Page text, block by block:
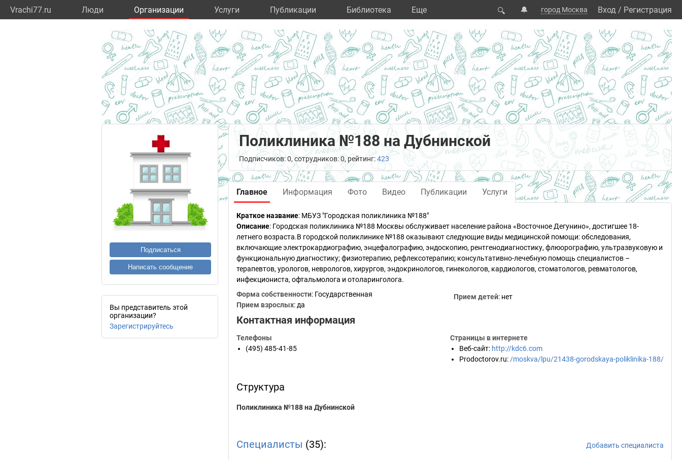
Vrachi77.ru Люди Организации Услуги Публикации Библиотека Eще 🔍 🔔 город Москва Вход / Регистрация
Подписаться
Написать сообщение
Вы представитель этой
организации?
Зарегистрируйтесь
Поликлиника №188 на Дубнинской
Подписчиков: 0, сотрудников: 0, рейтинг:423
Главное Информация Фото Видео Публикации Услуги
Краткое название: МБУЗ "Городская поликлиника №188"
Описание: Городская поликлиника №188 Москвы обслуживает население района «Восточное Дегунино», достигшее 18-
летнего возраста.В городской поликлинике №188 оказывают следующие виды медицинской помощи: обследования,
включающие электрокардиографию, энцефалографию, эндоскопию, рентгенодиагностику, флюорографию, ультразвуковую и
функциональную диагностику; физиотерапию, рефлексотерапию; консультативно-лечебную помощь специалистов –
терапевтов, урологов, неврологов, хирургов, эндокринологов, гинекологов, кардиологов, стоматологов, ревматологов,
инфекциониста, офтальмолога и отоларинголога.
Форма собственности: Государственная
Прием взрослых: да
Прием детей: нет
Контактная информация
Телефоны
(495) 485-41-85
Страницы в интернете
Веб-сайт: http://kdc6.com
Prodoctorov.ru: /moskva/lpu/21438-gorodskaya-poliklinika-188/
Структура
Поликлиника №188 на Дубнинской
Специалисты (35): Добавить специалиста